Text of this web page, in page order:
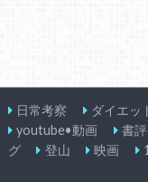
日常考察 ダイエッ
youtube•動画
書
グ
登山 映画